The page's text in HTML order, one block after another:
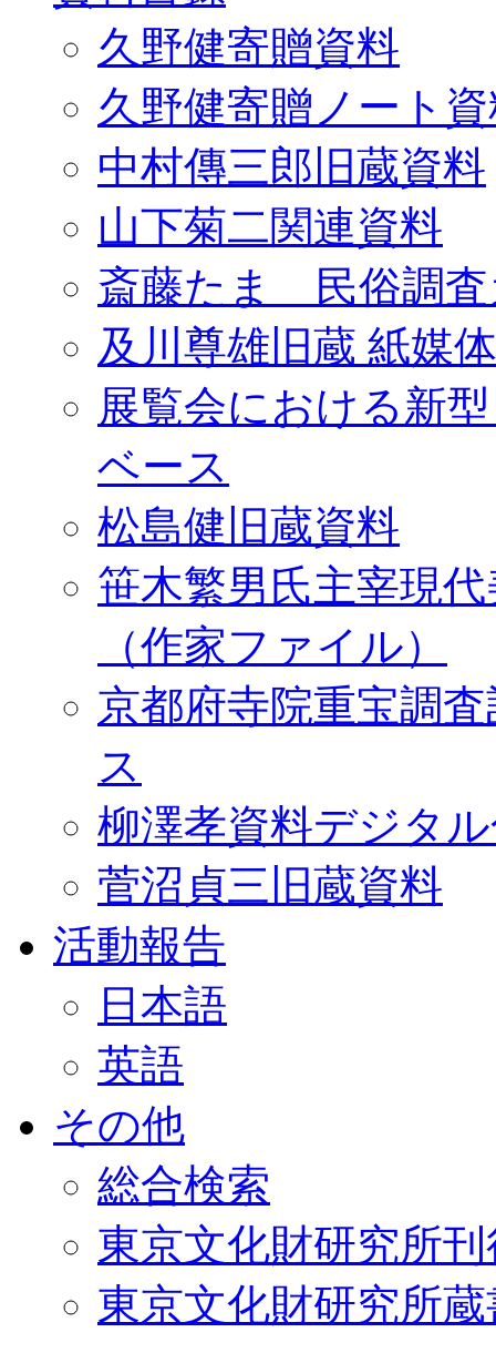
久野健寄贈資料
久野健寄贈ノート
中村傳三郎旧蔵資料
山下菊二関連資料
斎藤たま 民俗調査
及川尊雄旧蔵 紙媒
展覧会における新
ベース
松島健旧蔵資料
笹木繁男氏主宰現
（作家ファイル）
京都府寺院重宝調
ス
柳澤孝資料デジタ
菅沼貞三旧蔵資料
活動報告
日本語
英語
その他
総合検索
東京文化財研究所
東京文化財研究所